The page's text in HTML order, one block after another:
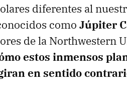
diferentes al
como Júpiter
de la Northwestern
estos inmensos
en sentido